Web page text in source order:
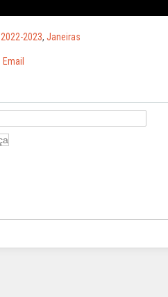
2022-2023, Janeiras
Email